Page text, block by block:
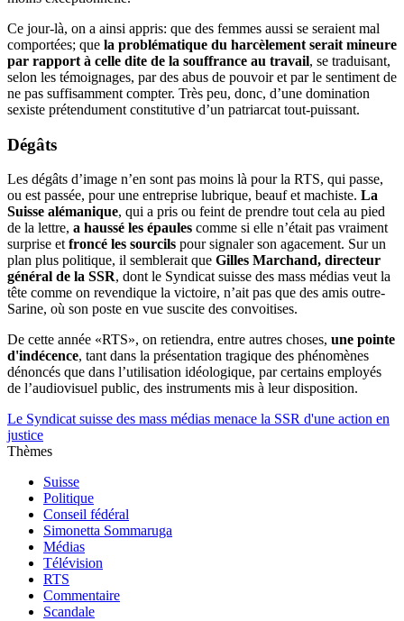
Ce jour-là, on a ainsi appris: que des femmes aussi se seraient mal
comportées; que la problématique du harcèlement serait mineure
par rapport à celle dite de la souffrance au travail, se traduisant,
selon les témoignages, par des abus de pouvoir et par le sentiment de
ne pas suffisamment compter. Très peu, donc, d’une domination
sexiste prétendument constitutive d’un patriarcat tout-puissant.
Dégâts
Les dégâts d’image n’en sont pas moins là pour la RTS, qui passe,
ou est passée, pour une entreprise lubrique, beauf et machiste. La
Suisse alémanique, qui a pris ou feint de prendre tout cela au pied
de la lettre, a haussé les épaules comme si elle n’était pas vraiment
surprise et froncé les sourcils pour signaler son agacement. Sur un
plan plus politique, il semblerait que Gilles Marchand, directeur
général de la SSR, dont le Syndicat suisse des mass médias veut la
tête comme on revendique la victoire, n’ait pas que des amis outre-
Sarine, où son poste en vue suscite des convoitises.
De cette année «RTS», on retiendra, entre autres choses, une pointe
d'indécence, tant dans la présentation tragique des phénomènes
dénoncés que dans l’utilisation idéologique, par certains employés
de l’audiovisuel public, des instruments mis à leur disposition.
Le Syndicat suisse des mass médias menace la SSR d'une action en
justice
Thèmes
Suisse
Politique
Conseil fédéral
Simonetta Sommaruga
Médias
Télévision
RTS
Commentaire
Scandale